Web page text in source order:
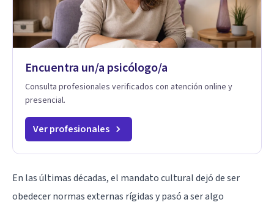
Encuentra un/a psicólogo/a
Consulta profesionales verificados con atención online y
presencial.
Ver profesionales
En las últimas décadas, el mandato cultural dejó de ser
obedecer normas externas rígidas y pasó a ser algo